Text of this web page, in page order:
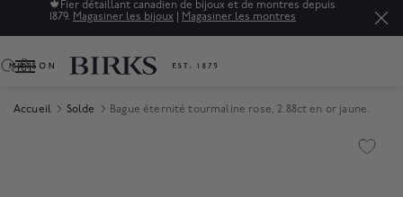
🍁 Fier détaillant canadien de bijoux et de montres depuis
1879. Magasiner les bijoux Magasiner les montres
0
Accueil Solde Bague éternité tourmaline rose, 2.88ct en or jaune.